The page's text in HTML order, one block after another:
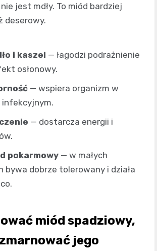
jest mdły. To miód bardziej
deserowy.
i kaszel — łagodzi podrażnienie
osłonowy.
— wspiera organizm w
infekcyjnym.
— dostarcza energii i
pokarmowy — w małych
bywa dobrze tolerowany i działa
miód spadziowy,
jego